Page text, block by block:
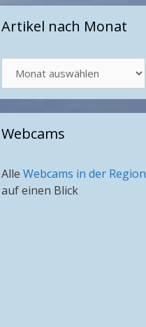
Artikel nach Monat
nach
Monat
Webcams
Alle Webcams in der Region
auf einen Blick